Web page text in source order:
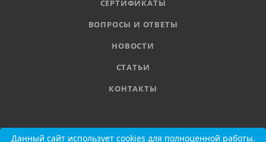
СЕРТИФИКАТЫ
ВОПРОСЫ И ОТВЕТЫ
НОВОСТИ
СТАТЬИ
КОНТАКТЫ
8 800 555-11-78
Данный сайт использует cookies для полноценной работы.
Данный сайт использует cookies для полноценной работы.